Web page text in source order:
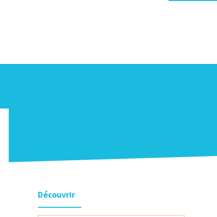
Découvrir